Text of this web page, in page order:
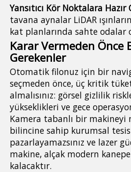
Yansıtıcı Kör Noktalara Hazır
tavana aynalar LiDAR
kat planlarında sahte odalar
Karar Vermeden Önce
Gerekenler
Otomatik filonuz için bir
seçmeden önce, üç kritik
almalısınız: görsel gizlilik
yükseklikleri ve gece
Kamera tabanlı bir makineyi
bilincine sahip kurumsal
pazarlayamazsınız ve lazer
makine, alçak modern
kalacaktır.